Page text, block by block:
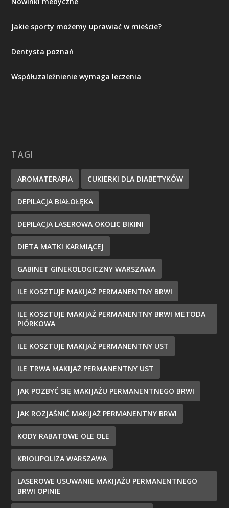
Jakie sporty możemy uprawiać w mieście?
Dentysta poznań
Współuzależnienie wymaga leczenia
TAGI
AROMATERAPIA CUKIERKI DLA DIABETYKÓW
DEPILACJA BIAŁOŁĘKA
DEPILACJA LASEROWA OKOLIC BIKINI
DIETA MATKI KARMIĄCEJ
GABINET GINEKOLOGICZNY WARSZAWA
ILE KOSZTUJE MAKIJAŻ PERMANENTNY BRWI
ILE KOSZTUJE MAKIJAŻ PERMANENTNY BRWI METODA
PIÓRKOWA
ILE KOSZTUJE MAKIJAŻ PERMANENTNY UST
ILE TRWA MAKIJAŻ PERMANENTNY UST
JAK POZBYĆ SIĘ MAKIJAŻU PERMANENTNEGO BRWI
JAK ROZJAŚNIĆ MAKIJAŻ PERMANENTNY BRWI
KODY RABATOWE OLE OLE
KRIOLIPOLIZA WARSZAWA
LASEROWE USUWANIE MAKIJAŻU PERMANENTNEGO
BRWI OPINIE